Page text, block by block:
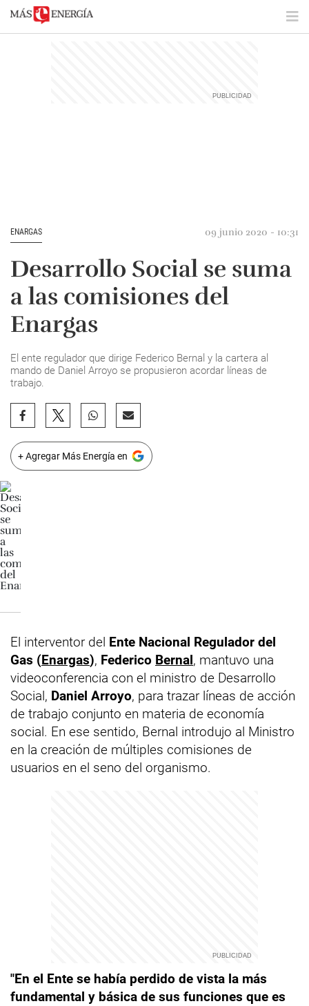
ENARGAS 09 junio 2020 - 10:31
Desarrollo Social se suma
a las comisiones del
Enargas
El ente regulador que dirige Federico Bernal y la cartera al
mando de Daniel Arroyo se propusieron acordar líneas de
trabajo.
+ Agregar Más Energía en
El interventor del Ente Nacional Regulador del
Gas (Enargas), Federico Bernal, mantuvo una
videoconferencia con el ministro de Desarrollo
Social, Daniel Arroyo, para trazar líneas de acción
de trabajo conjunto en materia de economía
social. En ese sentido, Bernal introdujo al Ministro
en la creación de múltiples comisiones de
usuarios en el seno del organismo.
"En el Ente se había perdido de vista la más
fundamental y básica de sus funciones que es